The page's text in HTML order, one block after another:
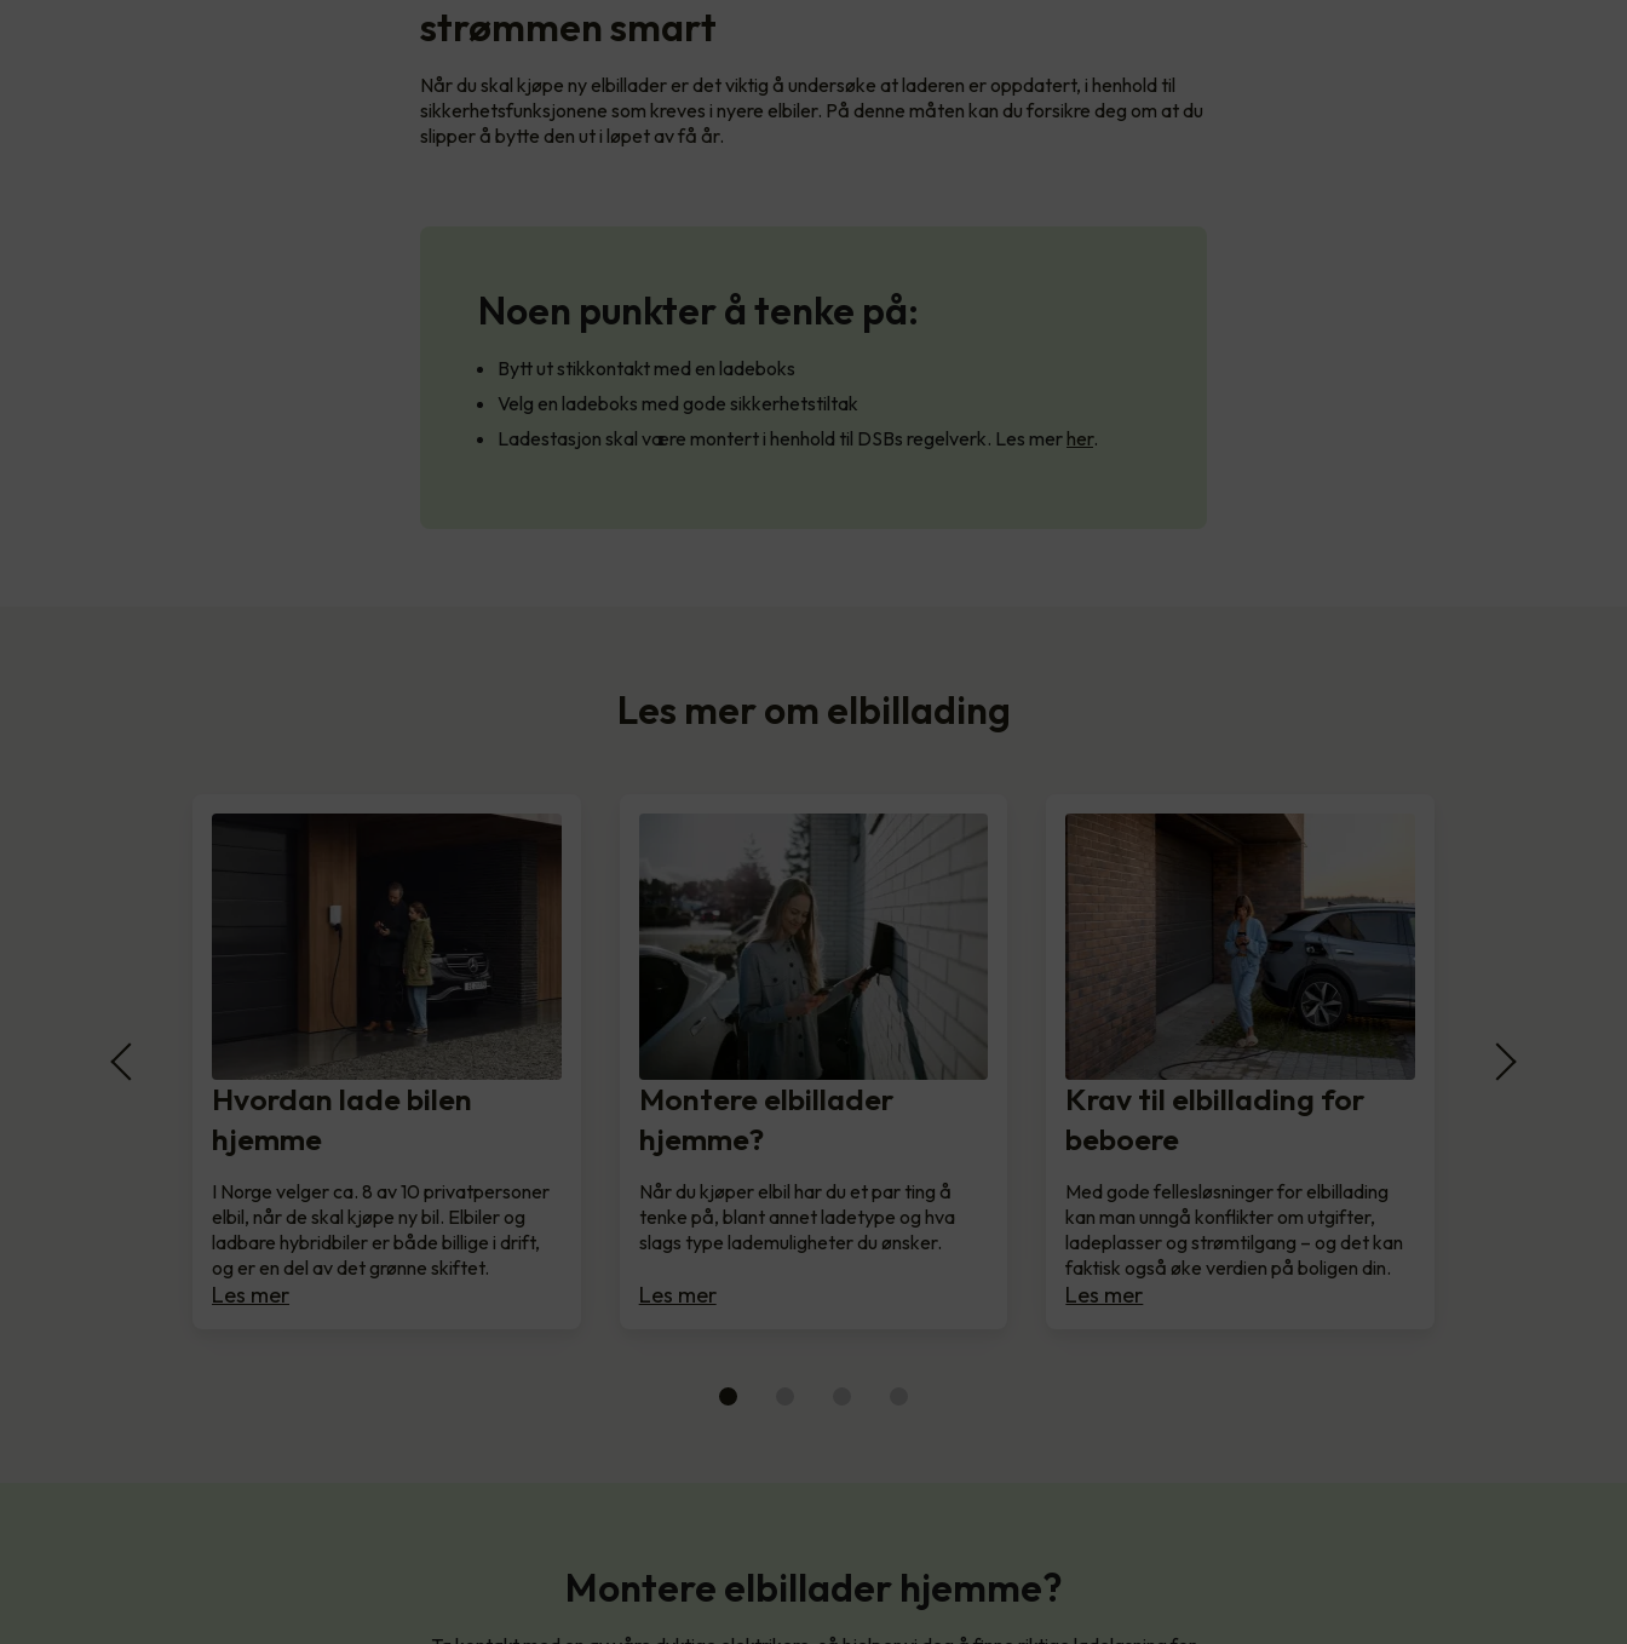
strømmen smart
Når du skal kjøpe ny elbillader er det viktig å undersøke at laderen er oppdatert, i henhold til
sikkerhetsfunksjonene som kreves i nyere elbiler. På denne måten kan du forsikre deg om at du
slipper å bytte den ut i løpet av få år.
Noen punkter å tenke på:
Bytt ut stikkontakt med en ladeboks
Velg en ladeboks med gode sikkerhetstiltak
Ladestasjon skal være montert i henhold til DSBs regelverk. Les mer her.
Les mer om elbillading
Hvordan lade bilen
hjemme
I Norge velger ca. 8 av 10 privatpersoner
elbil, når de skal kjøpe ny bil. Elbiler og
ladbare hybridbiler er både billige i drift,
og er en del av det grønne skiftet.
Les mer
Montere elbillader
hjemme?
Når du kjøper elbil har du et par ting å
tenke på, blant annet ladetype og hva
slags type lademuligheter du ønsker.
Les mer
Krav til elbillading for
beboere
Med gode fellesløsninger for elbillading
kan man unngå konflikter om utgifter,
ladeplasser og strømtilgang – og det kan
faktisk også øke verdien på boligen din.
Les mer
Montere elbillader hjemme?